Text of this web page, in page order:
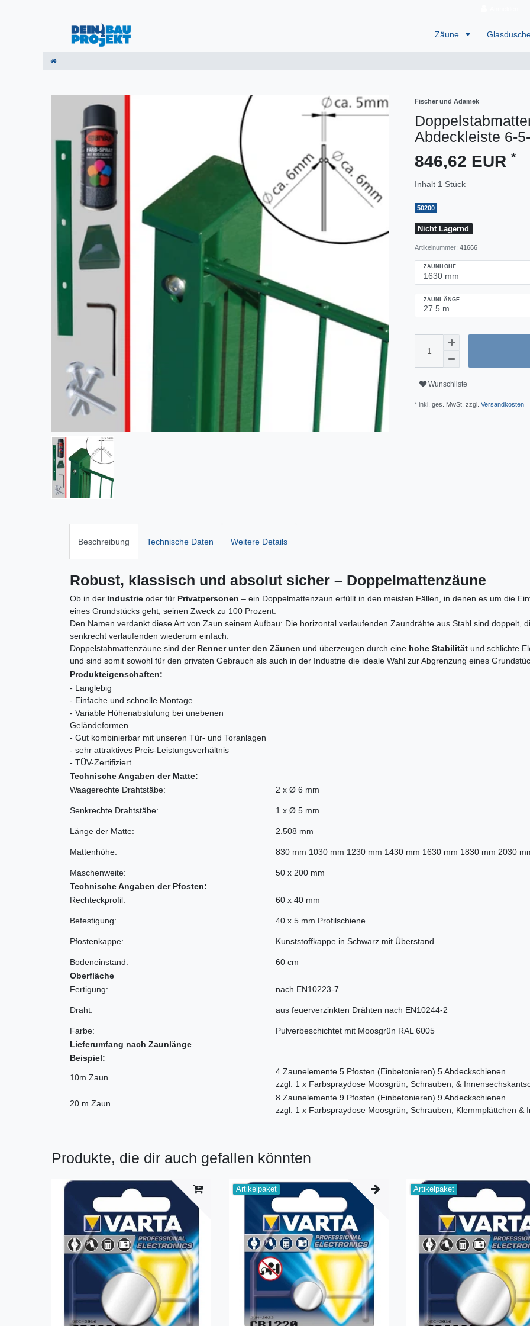
Zäune
Fischer und Adamek
Abdeckleiste 6-
846,62 EUR *
Inhalt 1 Stück
50200
Nicht Lagernd
Artikelnummer: 41666
ZAUNHÖHE
ZAUNLÄNGE
Wunschliste
* inkl. ges. MwSt. zzgl. Versandkosten
Beschreibung Technische Daten Weitere Details
Robust, klassisch und absolut sicher – Doppelmattenzäune
Ob in der Industrie oder für Privatpersonen – ein Doppelmattenzaun erfüllt in den meisten Fällen, in denen es um die
eines Grundstücks geht, seinen Zweck zu 100 Prozent.
Den Namen verdankt diese Art von Zaun seinem Aufbau: Die horizontal verlaufenden Zaundrähte aus Stahl sind doppelt,
senkrecht verlaufenden wiederum einfach.
Doppelstabmattenzäune sind der Renner unter den Zäunen und überzeugen durch eine hohe Stabilität und schlichte
und sind somit sowohl für den privaten Gebrauch als auch in der Industrie die ideale Wahl zur Abgrenzung eines
Produkteigenschaften:
- Langlebig
- Einfache und schnelle Montage
- Variable Höhenabstufung bei unebenen
Geländeformen
- Gut kombinierbar mit unseren Tür- und Toranlagen
- sehr attraktives Preis-Leistungsverhältnis
- TÜV-Zertifiziert
Technische Angaben der Matte:
Waagerechte Drahtstäbe:
Senkrechte Drahtstäbe:
Länge der Matte:
Mattenhöhe:
Maschenweite:
2 x Ø 6 mm
1 x Ø 5 mm
2.508 mm
830 mm 1030 mm 1230 mm 1430 mm 1630 mm 1830 mm 2030
50 x 200 mm
Technische Angaben der Pfosten:
Rechteckprofil:
Befestigung:
Pfostenkappe:
Bodeneinstand:
60 x 40 mm
40 x 5 mm Profilschiene
Kunststoffkappe in Schwarz mit Überstand
60 cm
Oberfläche
Fertigung:
Draht:
Farbe:
nach EN10223-7
aus feuerverzinkten Drähten nach EN10244-2
Pulverbeschichtet mit Moosgrün RAL 6005
Lieferumfang nach Zaunlänge
Beispiel:
10m Zaun
4 Zaunelemente 5 Pfosten (Einbetonieren) 5 Abdeckschienen
zzgl. 1 x Farbspraydose Moosgrün, Schrauben, &
20 m Zaun
8 Zaunelemente 9 Pfosten (Einbetonieren) 9 Abdeckschienen
zzgl. 1 x Farbspraydose Moosgrün, Schrauben, Klemmplättchen &
Produkte, die dir auch gefallen könnten
Artikelpaket Artikelpaket